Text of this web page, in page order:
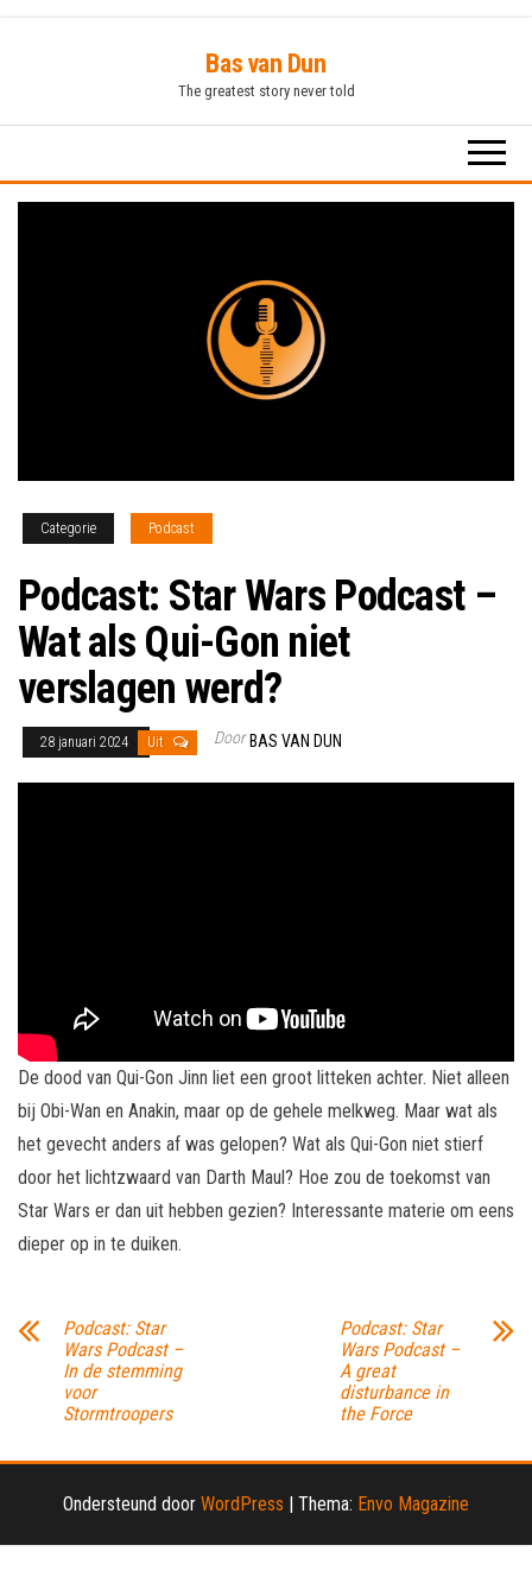
inhoud
Bas van Dun
The greatest story never told
Categorie Podcast
Podcast: Star Wars Podcast –
Wat als Qui-Gon niet
verslagen werd?
28 januari 2024 Uit Door BAS VAN DUN
De dood van Qui-Gon Jinn liet een groot litteken achter. Niet alleen
bij Obi-Wan en Anakin, maar op de gehele melkweg. Maar wat als
het gevecht anders af was gelopen? Wat als Qui-Gon niet stierf
door het lichtzwaard van Darth Maul? Hoe zou de toekomst van
Star Wars er dan uit hebben gezien? Interessante materie om eens
dieper op in te duiken.
Podcast: Star
Wars Podcast –
In de stemming
voor
Stormtroopers
Podcast: Star
Wars Podcast –
A great
disturbance in
the Force
Ondersteund door WordPress | Thema: Envo Magazine